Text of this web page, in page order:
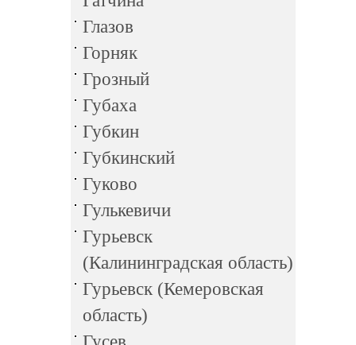
Глазов
Горняк
Грозный
Губаха
Губкин
Губкинский
Гуково
Гулькевичи
Гурьевск
(Калининградская область)
Гурьевск (Кемеровская
область)